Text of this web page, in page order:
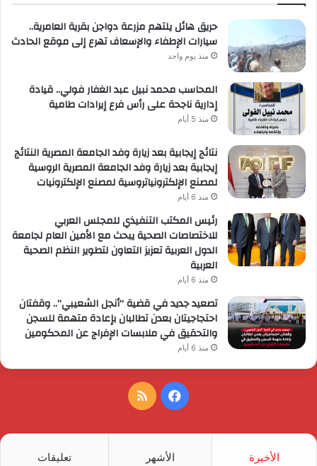
حريق هائل يلتهم مزرعة دواجن بقرية العامرية..
سيارات الإطفاء والإسعاف تهرع إلى موقع الحادث
منذ يوم واحد
المحاسب محمد نبيل عبد الغفار فولي.. قيادة
إدارية ناجحة على رأس فرع إيرادات طامية
منذ 5 أيام
نتائج إيجابية بعد زيارة وفد الجامعة المصرية النتائج
إيجابية بعد زيارة وفد الجامعة المصرية الروسية
لمصنع الإلكترونياتروسية لمصنع الإلكترونيات
منذ 6 أيام
رئيس المكتب التنفيذي للمجلس العربي
للاختصاصات الصحية يبحث مع الأمين العام لجامعة
الدول العربية تعزيز التعاون لتطوير النظم الصحية
العربية
منذ 6 أيام
تصعيد جديد في قضية “أنجل الشعيبي”.. وقفتان
احتجاجيتان بعدن تطالبان بإعادة متهمة للسجن
والتحقيق في ملابسات الإفراج عن المحكومين
منذ 6 أيام
فيسبوكملخص
الأخيرة الأشهر تعليقات